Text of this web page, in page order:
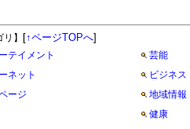
】 [↑ページTOPへ]
テイメント
芸能
ネット
ビジネス
ージ
地域情報
健康